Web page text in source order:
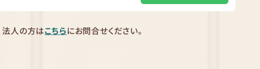
法人の方はこちらにお問合せください。